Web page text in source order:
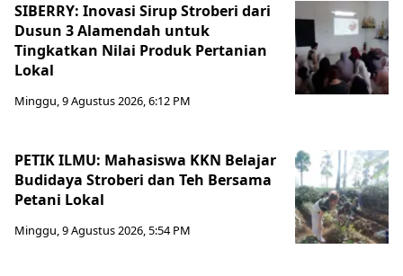
SIBERRY: Inovasi Sirup Stroberi dari
Dusun 3 Alamendah untuk
Tingkatkan Nilai Produk Pertanian
Lokal
Minggu, 9 Agustus 2026, 6:12 PM
PETIK ILMU: Mahasiswa KKN Belajar
Budidaya Stroberi dan Teh Bersama
Petani Lokal
Minggu, 9 Agustus 2026, 5:54 PM